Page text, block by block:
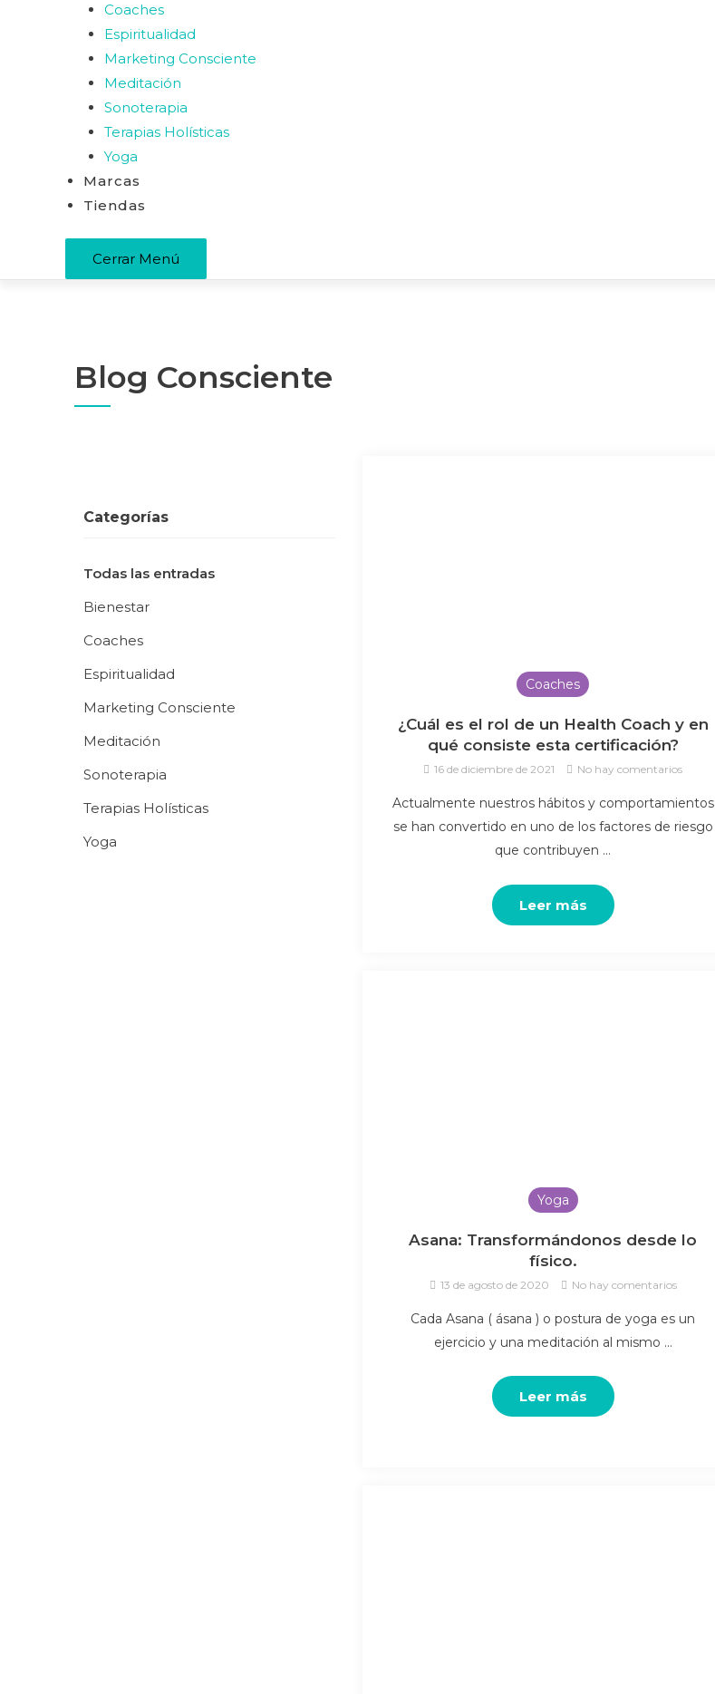
Coaches
Espiritualidad
Marketing Consciente
Meditación
Sonoterapia
Terapias Holísticas
Yoga
Marcas
Tiendas
Cerrar Menú
Blog Consciente
Categorías
Todas las entradas
Bienestar
Coaches
Espiritualidad
Marketing Consciente
Meditación
Sonoterapia
Terapias Holísticas
Yoga
Coaches
¿Cuál es el rol de un Health Coach y en
qué consiste esta certificación?
16 de diciembre de 2021 No hay comentarios
Actualmente nuestros hábitos y comportamientos
se han convertido en uno de los factores de riesgo
que contribuyen …
Leer más
Yoga
Asana: Transformándonos desde lo
físico.
13 de agosto de 2020 No hay comentarios
Cada Asana ( ásana ) o postura de yoga es un
ejercicio y una meditación al mismo …
Leer más